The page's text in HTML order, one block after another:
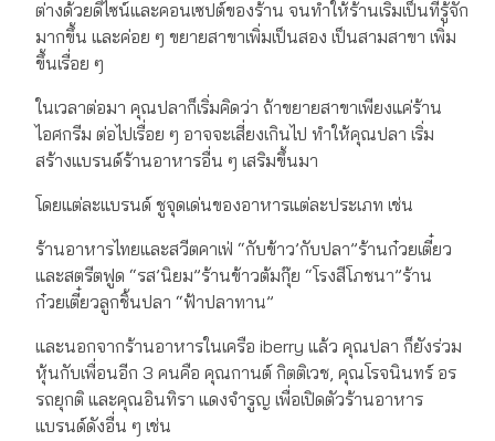
ต่างด้วยดิไซน์และคอนเซปต์ของร้าน จนทำให้ร้านเริ่มเป็นที่รู้จัก
มากขึ้น และค่อย ๆ ขยายสาขาเพิ่มเป็นสอง เป็นสามสาขา เพิ่ม
ขึ้นเรื่อย ๆ
ในเวลาต่อมา คุณปลาก็เริ่มคิดว่า ถ้าขยายสาขาเพียงแค่ร้าน
ไอศกรีม ต่อไปเรื่อย ๆ อาจจะเสี่ยงเกินไป ทำให้คุณปลา เริ่ม
สร้างแบรนด์ร้านอาหารอื่น ๆ เสริมขึ้นมา
โดยแต่ละแบรนด์ ชูจุดเด่นของอาหารแต่ละประเภท เช่น
ร้านอาหารไทยและสวีตคาเฟ่ “กับข้าว’กับปลา”ร้านก๋วยเตี๋ยว
และสตรีตฟูด “รส’นิยม”ร้านข้าวต้มกุ๊ย “โรงสีโภชนา”ร้าน
ก๋วยเตี๋ยวลูกชิ้นปลา “ฟ้าปลาทาน”
และนอกจากร้านอาหารในเครือ iberry แล้ว คุณปลา ก็ยังร่วม
หุ้นกับเพื่อนอีก 3 คนคือ คุณกานต์ กิตติเวช, คุณโรจนินทร์ อร
รถยุกติ และคุณอินทิรา แดงจำรูญ เพื่อเปิดตัวร้านอาหาร
แบรนด์ดังอื่น ๆ เช่น